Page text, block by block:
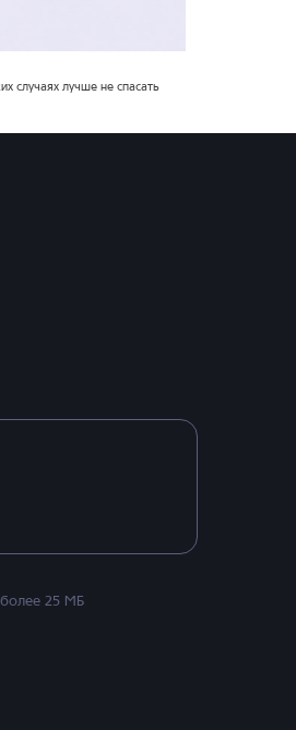
случаях лучше не спасать
25 МБ